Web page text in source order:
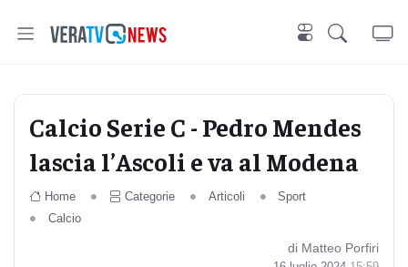
Calcio Serie C - Pedro Mendes
lascia l’Ascoli e va al Modena
Home Categorie Articoli
Sport
Calcio
di Matteo Porfiri